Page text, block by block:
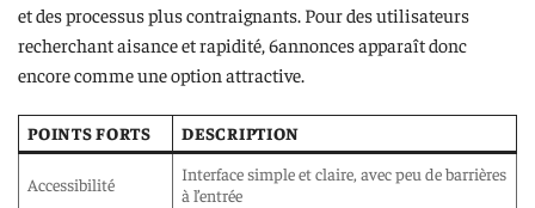
et des processus plus contraignants. Pour des utilisateurs
recherchant aisance et rapidité, 6annonces apparaît donc
encore comme une option attractive.
POINTS FORTS DESCRIPTION
Accessibilité
Interface simple et claire, avec peu de barrières
à l’entrée